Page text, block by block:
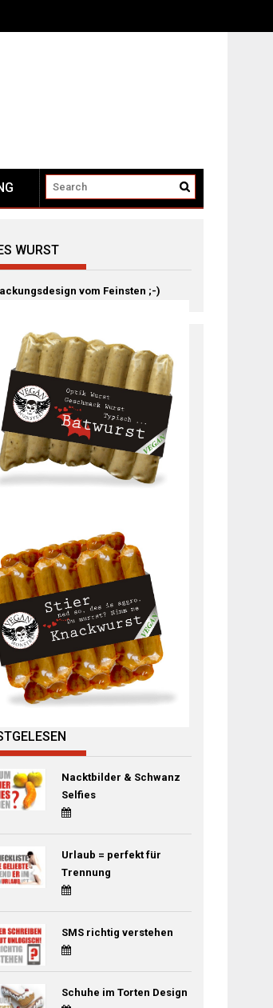
WURST
vom Feinsten ;-)
Nacktbilder & Schwanz
Selfies
Urlaub = perfekt für
Trennung
SMS richtig verstehen
Schuhe im Torten Design